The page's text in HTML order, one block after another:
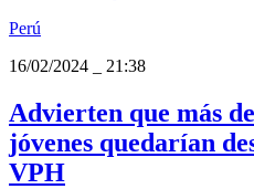
Perú
16/02/2024
21:38
Advierten que más
jóvenes quedarían
VPH